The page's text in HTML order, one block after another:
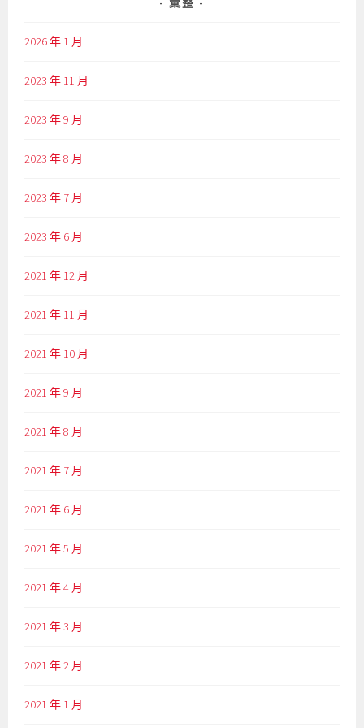
2026 年 1 月
2023 年 11 月
2023 年 9 月
2023 年 8 月
2023 年 7 月
2023 年 6 月
2021 年 12 月
2021 年 11 月
2021 年 10 月
2021 年 9 月
2021 年 8 月
2021 年 7 月
2021 年 6 月
2021 年 5 月
2021 年 4 月
2021 年 3 月
2021 年 2 月
2021 年 1 月